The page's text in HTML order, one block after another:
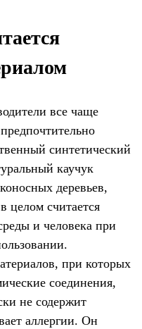
все чаще
синтетический
каучук
деревьев,
целом считается
и человека при
при которых
соединения,
не содержит
аллергии. Он